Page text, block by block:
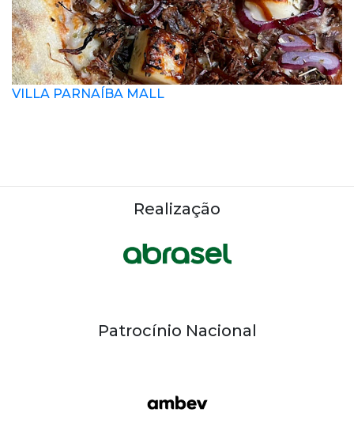
VILLA PARNAÍBA MALL
Realização
Patrocínio Nacional